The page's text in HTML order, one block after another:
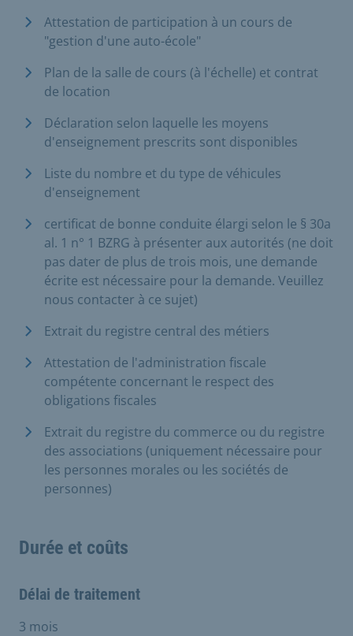
Attestation de participation à un cours de
"gestion d'une auto-école"
Plan de la salle de cours (à l'échelle) et contrat
de location
Déclaration selon laquelle les moyens
d'enseignement prescrits sont disponibles
Liste du nombre et du type de véhicules
d'enseignement
certificat de bonne conduite élargi selon le § 30a
al. 1 n° 1 BZRG à présenter aux autorités (ne doit
pas dater de plus de trois mois, une demande
écrite est nécessaire pour la demande. Veuillez
nous contacter à ce sujet)
Extrait du registre central des métiers
Attestation de l'administration fiscale
compétente concernant le respect des
obligations fiscales
Extrait du registre du commerce ou du registre
des associations (uniquement nécessaire pour
les personnes morales ou les sociétés de
personnes)
Durée et coûts
Délai de traitement
3 mois